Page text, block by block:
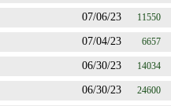
07/06/23 11550
07/04/23 6657
06/30/23 14034
06/30/23 24600